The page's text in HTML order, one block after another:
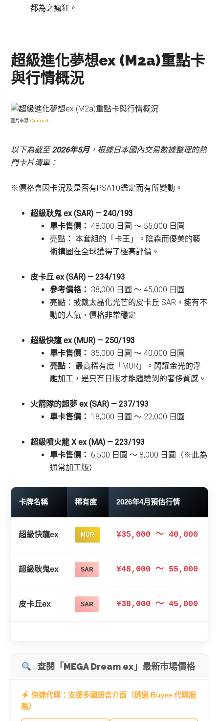
都為之瘋狂。
超級進化夢想ex (M2a)重點卡
與行情概況
圖片來源:Cardrush
以下為截至2026年5月，根據日本國內交易數據整理的熱
門卡片清單：
※價格會因卡況及是否有PSA10鑑定而有所變動。
超級耿鬼 ex (SAR) — 240/193
單卡售價： 48,000 日圓 〜 55,000 日圓
亮點： 本套組的「卡王」。陰森而優美的藝
術構圖在全球獲得了極高評價。
皮卡丘 ex (SAR) — 234/193
參考價格： 38,000 日圓 〜 45,000 日圓
亮點：披戴太晶化光芒的皮卡丘 SAR。擁有不
動的人氣，價格非常穩定
超級快龍 ex (MUR) — 250/193
單卡售價： 35,000 日圓 〜 40,000 日圓
亮點： 最高稀有度「MUR」。閃耀金光的浮
雕加工，是只有日版才能體驗到的奢侈質感。
火箭隊的超夢 ex (SAR) — 237/193
單卡售價： 18,000 日圓 〜 22,000 日圓
超級噴火龍 X ex (MA) — 223/193
單卡售價： 6,500 日圓 〜 8,000 日圓（※此為
通常加工版）
卡牌名稱 稀有度 2026年4月預估行情
超級快龍ex MUR ¥35,000 〜 40,000
超級耿鬼ex SAR ¥48,000 〜 55,000
皮卡丘ex SAR ¥38,000 〜 45,000
查閱「MEGA Dream ex」最新市場價格
快速代購：支援多國語言介面（透過 Buyee 代購服
務）